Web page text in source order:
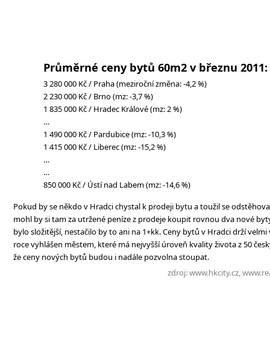
Průměrné ceny bytů 60m2 v březnu 2011:
3 280 000 Kč / Praha (meziroční změna: -4,2 %)
2 230 000 Kč / Brno (mz: -3,7 %)
1 835 000 Kč / Hradec Králové (mz: 2 %)
…
1 490 000 Kč / Pardubice (mz: -10,3 %)
1 415 000 Kč / Liberec (mz: -15,2 %)
…
…
850 000 Kč / Ústí nad Labem (mz: -14,6 %)
Pokud by se někdo v Hradci chystal k prodeji bytu a toužil se
mohl by si tam za utržené peníze z prodeje koupit rovnou dva nové
bylo složitější, nestačilo by to ani na 1+kk. Ceny bytů v Hradci drží
roce vyhlášen městem, které má nejvyšší úroveň kvality života z 50
že ceny nových bytů budou i nadále pozvolna stoupat.
zdroj: www.hkcity.cz,